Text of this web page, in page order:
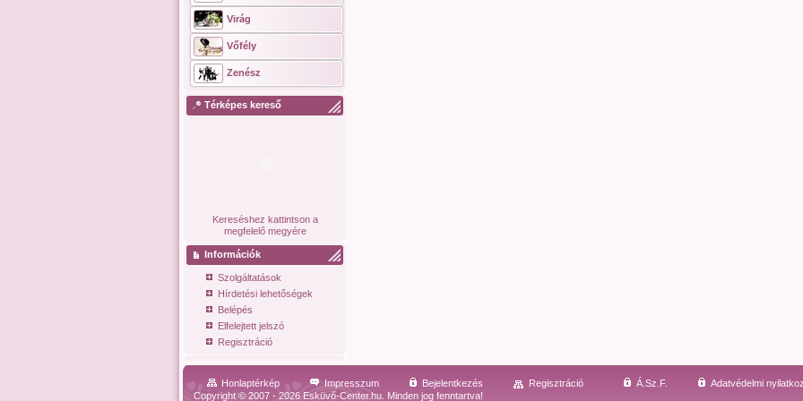
Virág
Vőfély
Zenész
Térképes kereső
Kereséshez kattintson a
megfelelő megyére
Információk
Szolgáltatások
Hírdetési lehetőségek
Belépés
Elfelejtett jelszó
Regisztráció
Honlaptérkép Impresszum Bejelentkezés Regisztráció Á.Sz.F.
Adatvédelmi
Copyright © 2007 - 2026 Esküvő-Center.hu. Minden jog fenntartva!